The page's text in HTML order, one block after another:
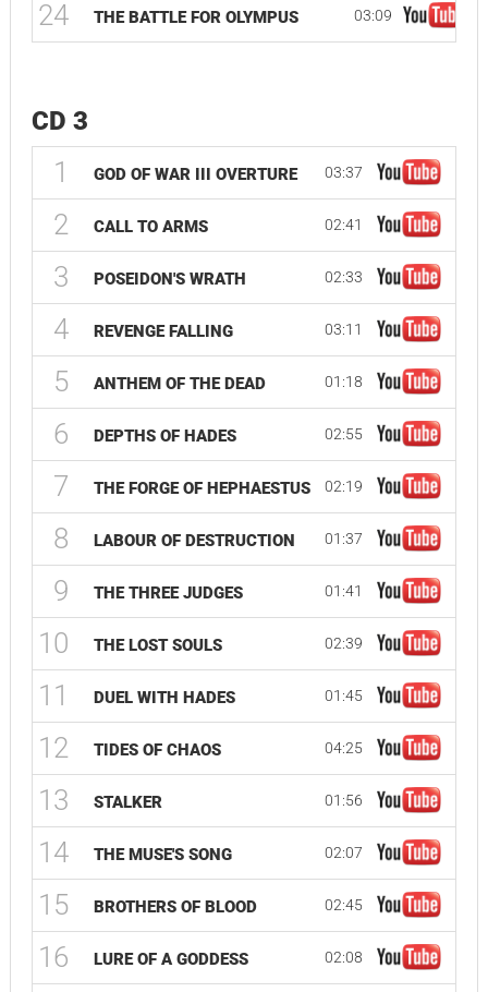
24 THE BATTLE FOR OLYMPUS 03:09
CD 3
1 GOD OF WAR III OVERTURE 03:37
2 CALL TO ARMS 02:41
3 POSEIDON'S WRATH 02:33
4 REVENGE FALLING 03:11
5 ANTHEM OF THE DEAD 01:18
6 DEPTHS OF HADES 02:55
7 THE FORGE OF HEPHAESTUS 02:19
8 LABOUR OF DESTRUCTION 01:37
9 THE THREE JUDGES 01:41
10 THE LOST SOULS 02:39
11 DUEL WITH HADES 01:45
12 TIDES OF CHAOS 04:25
13 STALKER 01:56
14 THE MUSE'S SONG 02:07
15 BROTHERS OF BLOOD 02:45
16 LURE OF A GODDESS 02:08